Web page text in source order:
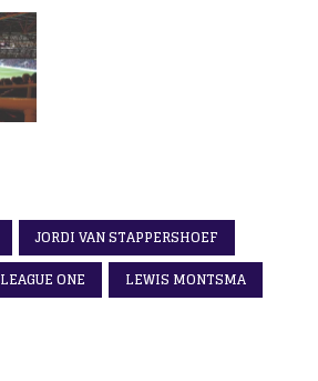
JORDI VAN STAPPERSHOEF
LEAGUE ONE
LEWIS MONTSMA